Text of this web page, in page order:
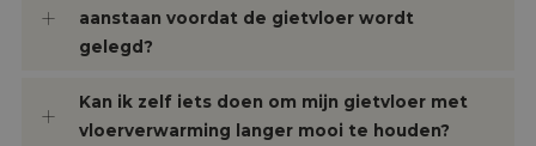
aanstaan voordat de gietvloer wordt
gelegd?
Kan ik zelf iets doen om mijn gietvloer met
vloerverwarming langer mooi te houden?